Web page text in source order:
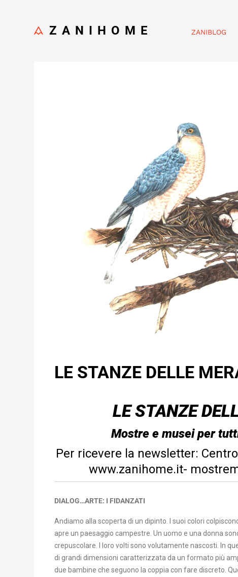
ZANIHOME ZANIBLOG
LE STANZE DELLE
LE STANZE
Mostre e musei per
Per ricevere la newsletter:
www.zanihome.it-
DIALOG…ARTE: I FIDANZATI
Andiamo alla scoperta di un dipinto. I suoi colori
apre un paesaggio campestre. Un uomo e una donna
crepuscolare. I loro volti sono volutamente nascosti. In
di grandi dimensioni caratterizzata da un formato più
due bambine che seguono la coppia con fare discreto.